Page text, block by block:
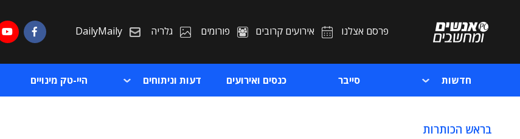
פרסם אצלנו אירועים קרובים פורומים גלריה DailyMaily
חדשות סייבר כנסים ואירועים דעות וניתוחים היי-טק מינויים
בראש הכותרות